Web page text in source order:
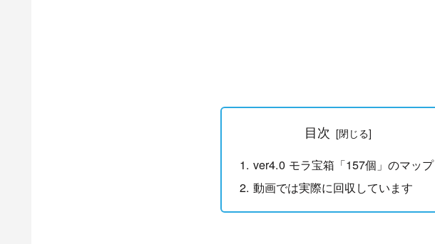
目次
ver4.0 モラ宝箱「157個」のマップ
動画では実際に回収しています